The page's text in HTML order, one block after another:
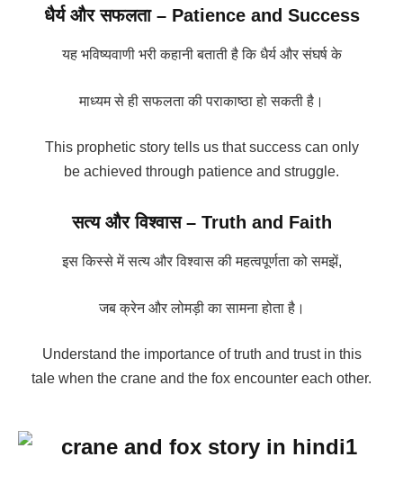
धैर्य और सफलता – Patience and Success
यह भविष्यवाणी भरी कहानी बताती है कि धैर्य और संघर्ष के
माध्यम से ही सफलता की पराकाष्ठा हो सकती है।
This prophetic story tells us that success can only
be achieved through patience and struggle.
सत्य और विश्वास – Truth and Faith
इस किस्से में सत्य और विश्वास की महत्वपूर्णता को समझें,
जब क्रेन और लोमड़ी का सामना होता है।
Understand the importance of truth and trust in this
tale when the crane and the fox encounter each other.